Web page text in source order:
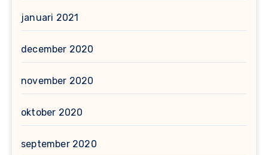
januari 2021
december 2020
november 2020
oktober 2020
september 2020